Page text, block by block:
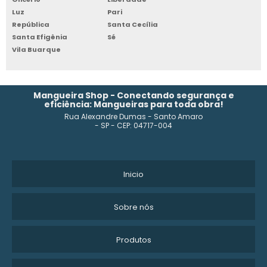
FABRICA DE TUBO FLEXÍVEL PEBD
COMPRAR TUBO FLEXÍVEL PARA IRRIGAÇÃO
TUBO FLEXÍVEL CORRUGADO VALOR
TUBO DE SILICONE COLORIDO
FORNECEDOR DE TUBO FLEXÍVEL PARA IRRIGAÇÃO
Luz
Pari
República
Santa Cecília
Santa Efigênia
Sé
Vila Buarque
Mangueira Shop - Conectando segurança e
eficiência: Mangueiras para toda obra!
Rua Alexandre Dumas - Santo Amaro
- SP - CEP: 04717-004
Inicio
Sobre nós
Produtos